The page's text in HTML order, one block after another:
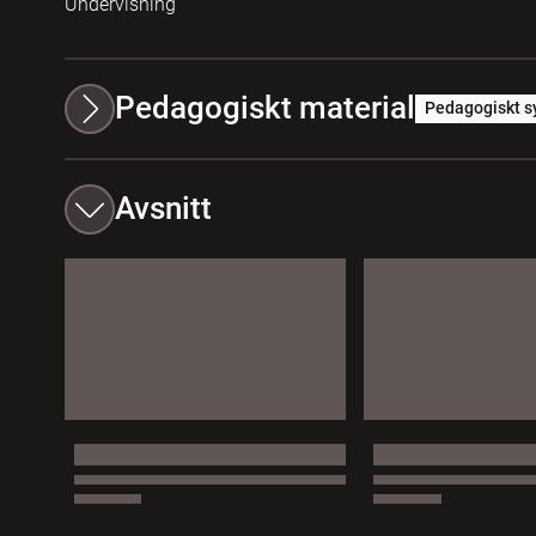
Pedagogiskt material Pedagogiskt
Avsnitt